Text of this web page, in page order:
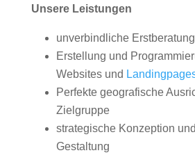
Unsere Leistungen
unverbindliche Erstberatung
Erstellung und
Websites und
Perfekte geografische
Zielgruppe
strategische Konzeption
Gestaltung